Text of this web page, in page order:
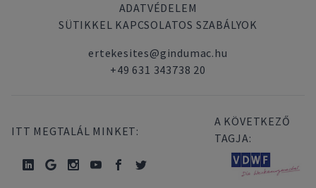
ADATVÉDELEM
SÜTIKKEL KAPCSOLATOS SZABÁLYOK
ertekesites@gindumac.hu
+49 631 343738 20
ITT MEGTALÁL MINKET:
A KÖVETKEZŐ
TAGJA: